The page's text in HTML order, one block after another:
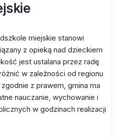
miejskie stanowi
z opieką nad dzieckiem
jest ustalana przez radę
w zależności od regionu
z prawem, gmina ma
nauczanie, wychowanie i
w godzinach realizacji